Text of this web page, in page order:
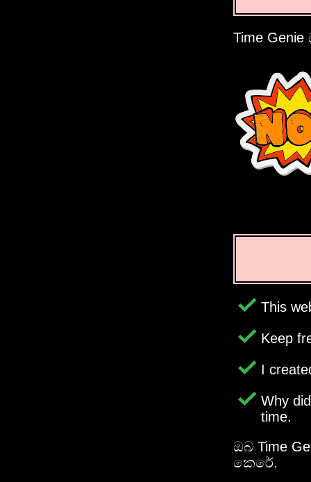
Time
This
Keep
I
Why
time.
ඔබ Time
කෙරේ.